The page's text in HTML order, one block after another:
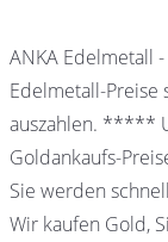
ANKA Edelmetall
Edelmetall-Preise
auszahlen. *****
Goldankaufs-
Sie werden
Wir kaufen Gold,